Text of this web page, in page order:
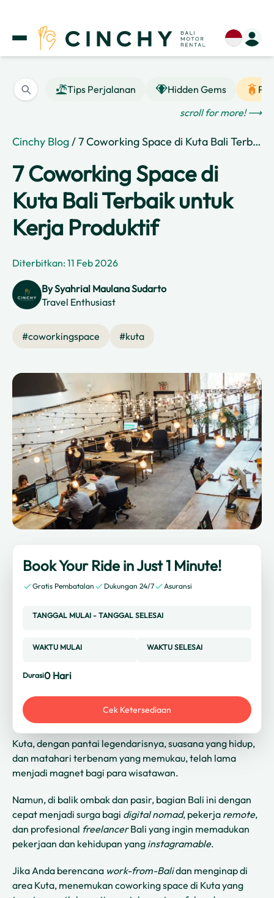
Tips Perjalanan Hidden Gems
scroll for more! ⟶
Cinchy Blog/ 7 Coworking Space di Kuta Bali Terbaik untuk Kerja Produktif
7 Coworking Space di
Kuta Bali Terbaik untuk
Kerja Produktif
Diterbitkan: 11 Feb 2026
BySyahrial Maulana Sudarto
Travel Enthusiast
#coworkingspace #kuta
Book Your Ride in Just 1 Minute!
Gratis Pembatalan Dukungan 24/7 Asuransi
TANGGAL MULAI - TANGGAL SELESAI
WAKTU MULAI WAKTU SELESAI
Durasi0 Hari
Cek Ketersediaan
Kuta, dengan pantai legendarisnya, suasana yang hidup,
dan matahari terbenam yang memukau, telah lama
menjadi magnet bagi para wisatawan.
Namun, di balik ombak dan pasir, bagian Bali ini dengan
cepat menjadi surga bagi digital nomad, pekerja remote,
dan profesional freelancerBali yang ingin memadukan
pekerjaan dan kehidupan yang instagramable.
Jika Anda berencana work-from-Balidan menginap di
area Kuta, menemukan coworking space di Kuta yang